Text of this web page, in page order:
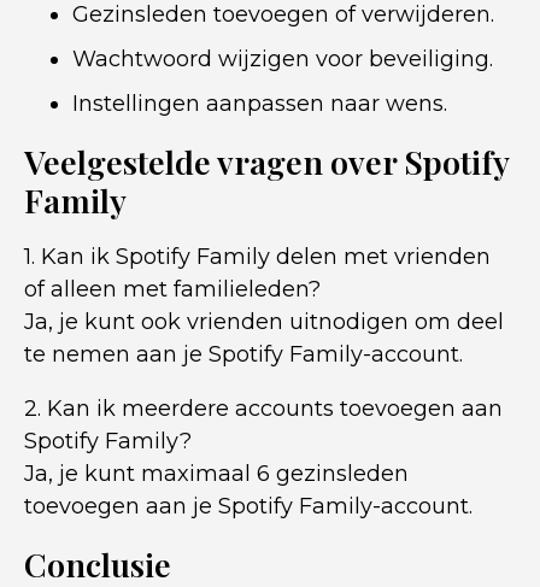
Gezinsleden toevoegen of verwijderen.
Wachtwoord wijzigen voor beveiliging.
Instellingen aanpassen naar wens.
Veelgestelde vragen over Spotify
Family
1. Kan ik Spotify Family delen met vrienden
of alleen met familieleden?
Ja, je kunt ook vrienden uitnodigen om deel
te nemen aan je Spotify Family-account.
2. Kan ik meerdere accounts toevoegen aan
Spotify Family?
Ja, je kunt maximaal 6 gezinsleden
toevoegen aan je Spotify Family-account.
Conclusie